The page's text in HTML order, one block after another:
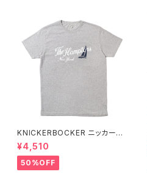
KNICKERBOCKER ニッカーボ
ッカー HEATHER GREY ハン
プトン Tシャツ
¥4,510
50%OFF